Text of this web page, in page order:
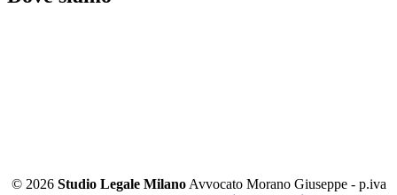
© 2026 Studio Legale MilanoAvvocato Morano Giuseppe - p.iva